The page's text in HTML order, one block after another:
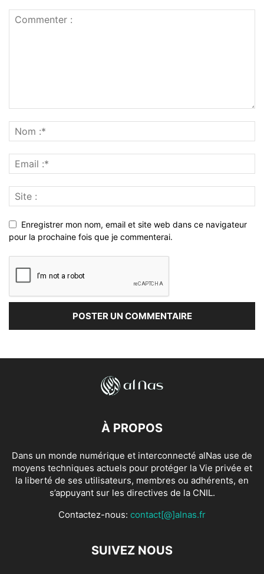
Enregistrer mon nom, email et site web dans ce navigateur
pour la prochaine fois que je commenterai.
À PROPOS
Dans un monde numérique et interconnecté alNas use de
moyens techniques actuels pour protéger la Vie privée et
la liberté de ses utilisateurs, membres ou adhérents, en
s’appuyant sur les directives de la CNIL.
Contactez-nous: contact[@]alnas.fr
SUIVEZ NOUS